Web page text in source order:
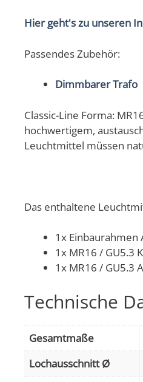
Hier geht's zu unseren
Passendes Zubehör:
Dimmbarer Trafo
Classic-Line Forma:
hochwertigem,
Leuchtmittel müssen
Das enthaltene
1x
1x MR16 / GU5.3
1x MR16 / GU5.3
Technische
Gesamtmaße
Lochausschnitt Ø